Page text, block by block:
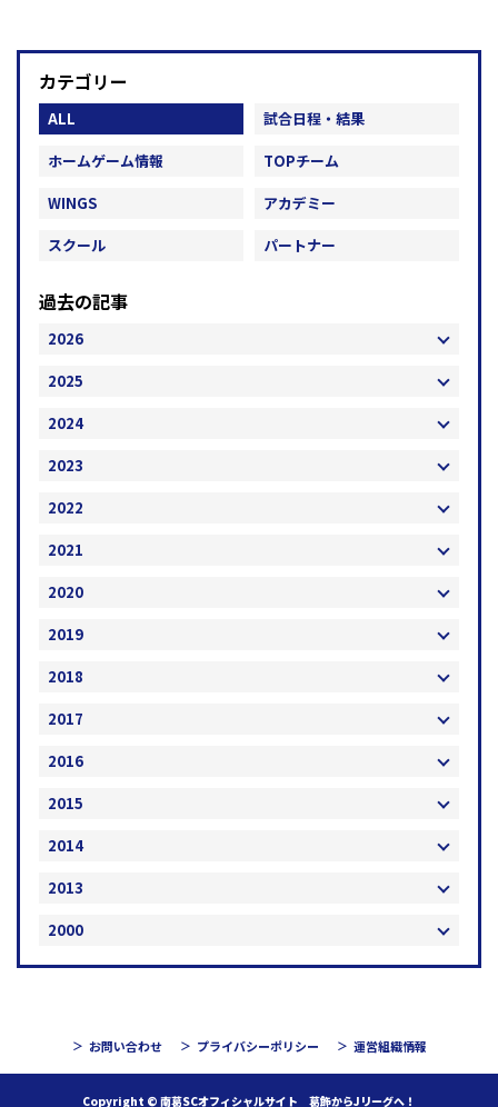
カテゴリー
ALL
試合日程・結果
ホームゲーム情報
TOPチーム
WINGS
アカデミー
スクール
パートナー
過去の記事
2026
2025
2024
2023
2022
2021
2020
2019
2018
2017
2016
2015
2014
2013
2000
お問い合わせ プライバシーポリシー 運営組織情報
Copyright © 南葛SCオフィシャルサイト 葛飾からJリーグへ！